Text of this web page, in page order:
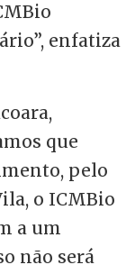
enfatiza
que
pelo
o ICMBio
a um
não será